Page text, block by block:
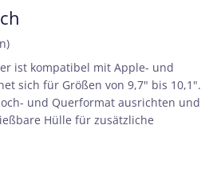
ist kompatibel mit Apple- und
sich für Größen von 9,7" bis 10,1".
und Querformat ausrichten und
Hülle für zusätzliche